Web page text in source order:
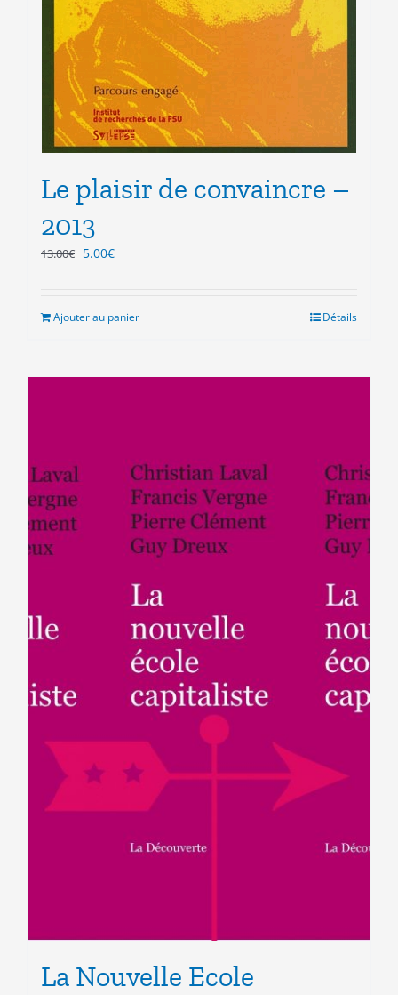
Le plaisir de convaincre –
2013
13.00€ Le
5.00€Le
est :
Ajouter au panier Détails
La Nouvelle Ecole